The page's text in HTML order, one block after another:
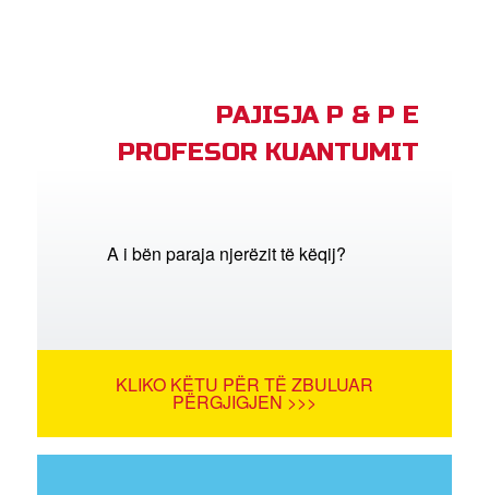
PAJISJA P & P E
PROFESOR KUANTUMIT
A i bën paraja njerëzit të këqij?
KLIKO KËTU PËR TË ZBULUAR
PËRGJIGJEN >>>